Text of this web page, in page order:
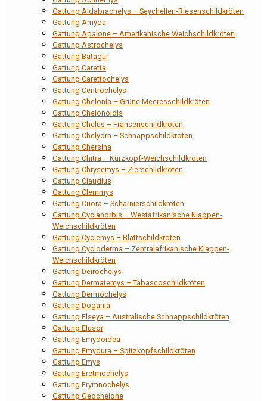
Gattung Aldabrachelys – Seychellen-Riesenschildkröten
Gattung Amyda
Gattung Apalone – Amerikanische Weichschildkröten
Gattung Astrochelys
Gattung Batagur
Gattung Caretta
Gattung Carettochelys
Gattung Centrochelys
Gattung Chelonia – Grüne Meeresschildkröten
Gattung Chelonoidis
Gattung Chelus – Fransenschildkröten
Gattung Chelydra – Schnappschildkröten
Gattung Chersina
Gattung Chitra – Kurzkopf-Weichschildkröten
Gattung Chrysemys – Zierschildkröten
Gattung Claudius
Gattung Clemmys
Gattung Cuora – Scharnierschildkröten
Gattung Cyclanorbis – Westafrikanische Klappen-
Weichschildkröten
Gattung Cyclemys – Blattschildkröten
Gattung Cycloderma – Zentralafrikanische Klappen-
Weichschildkröten
Gattung Deirochelys
Gattung Dermatemys – Tabascoschildkröten
Gattung Dermochelys
Gattung Dogania
Gattung Elseya – Australische Schnappschildkröten
Gattung Elusor
Gattung Emydoidea
Gattung Emydura – Spitzkopfschildkröten
Gattung Emys
Gattung Eretmochelys
Gattung Erymnochelys
Gattung Geochelone